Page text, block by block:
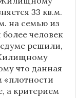
33 кв.м.
на семью из
человек
решили,
что данная
«плотности
а критерием